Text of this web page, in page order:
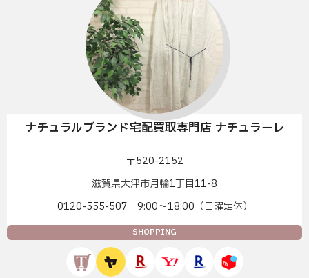
ナチュラルブランド宅配買取専門店 ナチュラーレ
〒520-2152
滋賀県大津市月輪1丁目11-8
0120-555-507 9:00〜18:00（日曜定休）
SHOPPING